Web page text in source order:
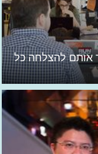
אותם להצלחה כל